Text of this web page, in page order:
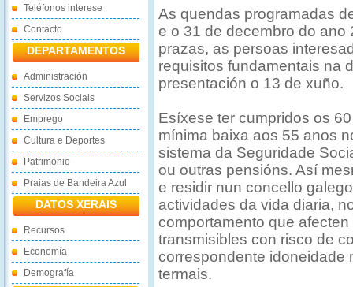
Teléfonos interese
Contacto
DEPARTAMENTOS
Administración
Servizos Sociais
Emprego
Cultura e Deportes
Patrimonio
Praias de Bandeira Azul
DATOS XERAIS
Recursos
Economía
Demografía
As quendas programadas
e o 31 de decembro do ano
prazas, as persoas
requisitos fundamentais na
presentación o 13 de xuño.
Esíxese ter cumpridos os
mínima baixa aos 55 anos
sistema da Seguridade
ou outras pensións. Así
e residir nun concello
actividades da vida diaria,
comportamento que
transmisibles con risco de
correspondente idoneidade
termais.